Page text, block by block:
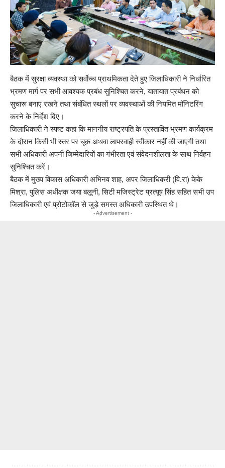
बैठक में सुरक्षा व्यवस्था को सर्वाेच्च प्राथमिकता देते हुए जिलाधिकारी ने निर्धारित
भ्रमण मार्ग पर सभी आवश्यक प्रबंध सुनिश्चित करने, यातायात प्रबंधन को
सुचारू बनाए रखने तथा संबंधित स्थलों पर व्यवस्थाओं की नियमित मॉनिटरिंग
करने के निर्देश दिए।
जिलाधिकारी ने स्पष्ट कहा कि माननीय राष्ट्रपति के प्रस्तावित भ्रमण कार्यक्रम
के दौरान किसी भी स्तर पर चूक अथवा लापरवाही स्वीकार नहीं की जाएगी तथा
सभी अधिकारी अपनी जिम्मेदारियों का गंभीरता एवं संवेदनशीलता के साथ निर्वहन
सुनिश्चित करें।
बैठक में मुख्य विकास अधिकारी अभिनव शाह, अपर जिलाधिकरी (वि.रा) केके
मिश्रा, पुलिस अधीक्षक जया बलूनी, सिटी मजिस्ट्रेट प्रत्यूष सिंह सहित सभी उप
जिलाधिकारी एवं प्रोटोकॉल से जुड़े समस्त अधिकारी उपस्थित थे।
- Advertisement -